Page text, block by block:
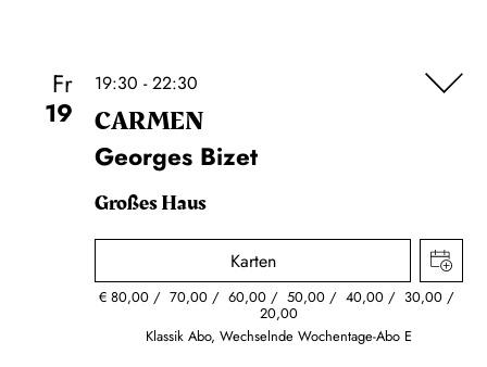
Fr
19
19:30 - 22:30
CARMEN
Georges Bizet
Großes Haus
Karten
€80,00 70,00 60,00 50,00 40,00 30,00
20,00
Klassik Abo, Wechselnde Wochentage-Abo E